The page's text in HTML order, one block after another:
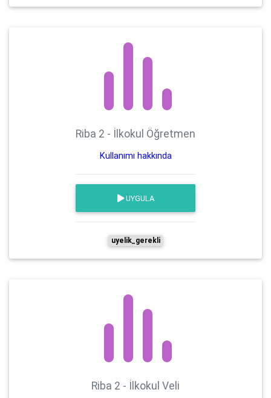
Riba 2 - İlkokul Öğretmen
Kullanımı hakkında
UYGULA
uyelik_gerekli
Riba 2 - İlkokul Veli